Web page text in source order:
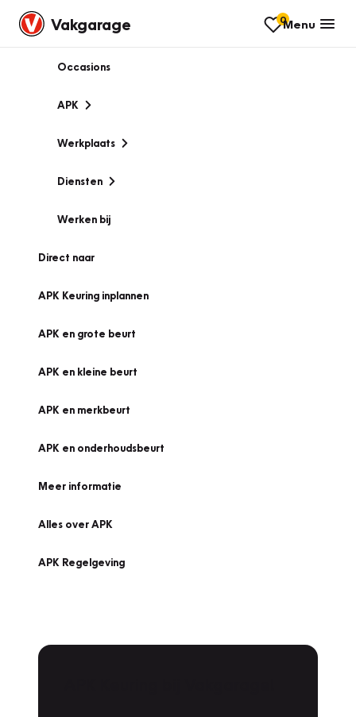
Vakgarage 0Menu
Occasions
APK
Werkplaats
Diensten
Werken bij
Direct naar
APK Keuring inplannen
APK en grote beurt
APK en kleine beurt
APK en merkbeurt
APK en onderhoudsbeurt
Meer informatie
Alles over APK
APK Regelgeving